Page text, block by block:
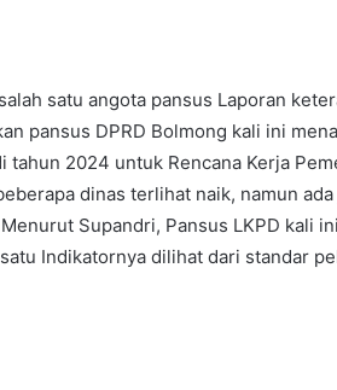
satu angota pansus Laporan
pansus DPRD Bolmong kali ini
2024 untuk Rencana Kerja
dinas terlihat naik, namun
Supandri, Pansus LKPD kali
Indikatornya dilihat dari standar